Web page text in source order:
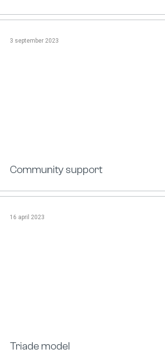
3 september 2023
Community support
16 april 2023
Triade model